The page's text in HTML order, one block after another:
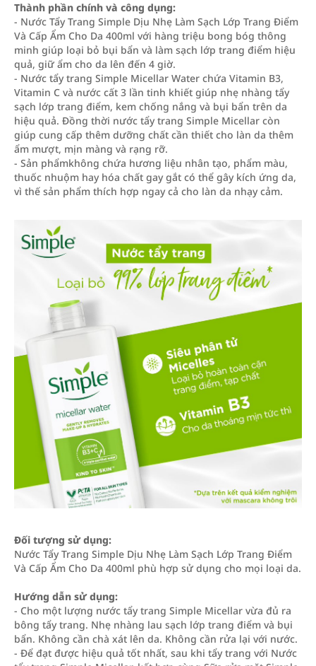
Thành phần chính và công dụng:
- Nước Tẩy Trang Simple Dịu Nhẹ Làm Sạch Lớp Trang Điểm
Và Cấp Ẩm Cho Da 400ml với hàng triệu bong bóg thông
minh giúp loại bỏ bụi bẩn và làm sạch lớp trang điểm hiệu
quả, giữ ẩm cho da lên đến 4 giờ.
- Nước tẩy trang Simple Micellar Water chứa Vitamin B3,
Vitamin C và nước cất 3 lần tinh khiết giúp nhẹ nhàng tẩy
sạch lớp trang điểm, kem chống nắng và bụi bẩn trên da
hiệu quả. Đồng thời nước tẩy trang Simple Micellar còn
giúp cung cấp thêm dưỡng chất cần thiết cho làn da thêm
ẩm mượt, mịn màng và rạng rỡ.
- Sản phẩmkhông chứa hương liệu nhân tạo, phẩm màu,
thuốc nhuộm hay hóa chất gay gắt có thể gây kích ứng da,
vì thế sản phẩm thích hợp ngay cả cho làn da nhạy cảm.
Đối tượng sử dụng:
Nước Tẩy Trang Simple Dịu Nhẹ Làm Sạch Lớp Trang Điểm
Và Cấp Ẩm Cho Da 400ml phù hợp sử dụng cho mọi loại da.
Hướng dẫn sử dụng:
- Cho một lượng nước tẩy trang Simple Micellar vừa đủ ra
bông tẩy trang. Nhẹ nhàng lau sạch lớp trang điểm và bụi
bẩn. Không cần chà xát lên da. Không cần rửa lại với nước.
- Để đạt được hiệu quả tốt nhất, sau khi tẩy trang với Nước